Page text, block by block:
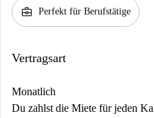
business_center Perfekt für Berufstätige
Vertragsart
Monatlich
Du zahlst die Miete für jeden